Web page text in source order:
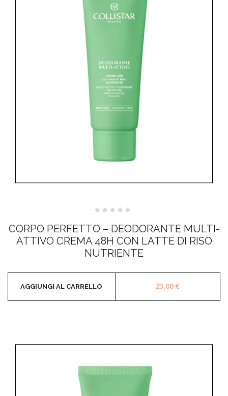
su
5
CORPO PERFETTO – DEODORANTE MULTI-
ATTIVO CREMA 48H CON LATTE DI RISO
NUTRIENTE
23,00€
AGGIUNGI AL CARRELLO